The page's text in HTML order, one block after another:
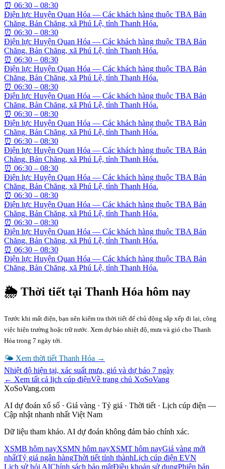
⏰ 06:30 – 08:30
Điện lực Huyện Quan Hóa — Các khách hàng thuộc TBA Bản
Chăng. Bản Chăng, xã Phú Lệ, tỉnh Thanh Hóa.
⏰ 06:30 – 08:30
Điện lực Huyện Quan Hóa — Các khách hàng thuộc TBA Bản
Chăng. Bản Chăng, xã Phú Lệ, tỉnh Thanh Hóa.
⏰ 06:30 – 08:30
Điện lực Huyện Quan Hóa — Các khách hàng thuộc TBA Bản
Chăng. Bản Chăng, xã Phú Lệ, tỉnh Thanh Hóa.
⏰ 06:30 – 08:30
Điện lực Huyện Quan Hóa — Các khách hàng thuộc TBA Bản
Chăng. Bản Chăng, xã Phú Lệ, tỉnh Thanh Hóa.
⏰ 06:30 – 08:30
Điện lực Huyện Quan Hóa — Các khách hàng thuộc TBA Bản
Chăng. Bản Chăng, xã Phú Lệ, tỉnh Thanh Hóa.
⏰ 06:30 – 08:30
Điện lực Huyện Quan Hóa — Các khách hàng thuộc TBA Bản
Chăng. Bản Chăng, xã Phú Lệ, tỉnh Thanh Hóa.
⏰ 06:30 – 08:30
Điện lực Huyện Quan Hóa — Các khách hàng thuộc TBA Bản
Chăng. Bản Chăng, xã Phú Lệ, tỉnh Thanh Hóa.
⏰ 06:30 – 08:30
Điện lực Huyện Quan Hóa — Các khách hàng thuộc TBA Bản
Chăng. Bản Chăng, xã Phú Lệ, tỉnh Thanh Hóa.
⏰ 06:30 – 08:30
Điện lực Huyện Quan Hóa — Các khách hàng thuộc TBA Bản
Chăng. Bản Chăng, xã Phú Lệ, tỉnh Thanh Hóa.
⏰ 06:30 – 08:30
Điện lực Huyện Quan Hóa — Các khách hàng thuộc TBA Bản
Chăng. Bản Chăng, xã Phú Lệ, tỉnh Thanh Hóa.
🌦 Thời tiết tại Thanh Hóa hôm nay
Trước khi mất điện, bạn nên kiểm tra thời tiết để chủ động sắp xếp đi lại, công
việc hiện trường hoặc trữ nước. Xem dự báo nhiệt độ, mưa và gió cho Thanh
Hóa trong 7 ngày tới.
🌤 Xem thời tiết Thanh Hóa →
Nhiệt độ hiện tại, xác suất mưa, gió và dự báo 7 ngày
← Xem tất cả lịch cúp điệnVề trang chủ XoSoVang
XoSoVang.com
AI dự đoán xổ số · Giá vàng · Tỷ giá · Thời tiết · Lịch cúp điện —
Cập nhật nhanh nhất Việt Nam
Dữ liệu tham khảo. AI dự đoán không đảm bảo chính xác.
XSMB hôm nayXSMN hôm nayXSMT hôm nayGiá vàng mới
nhấtTỷ giá ngân hàngThời tiết tỉnh thànhLịch cúp điện EVN
Lịch sử hỏi AIChính sách bảo mậtĐiều khoản sử dụngPhiên bản